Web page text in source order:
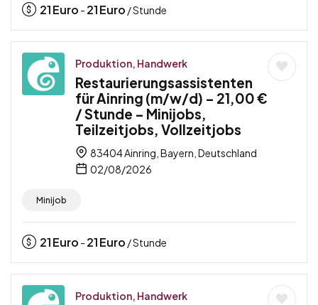
21Euro - 21Euro / Stunde
Produktion, Handwerk
Restaurierungsassistenten
für Ainring (m/w/d) – 21,00 €
/ Stunde – Minijobs,
Teilzeitjobs, Vollzeitjobs
83404 Ainring, Bayern, Deutschland
02/08/2026
Minijob
21Euro - 21Euro / Stunde
Produktion, Handwerk